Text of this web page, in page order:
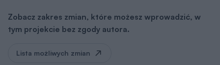
Zobacz zakres zmian, które możesz wprowadzić, w
tym projekcie bez zgody autora.
Lista możliwych zmian